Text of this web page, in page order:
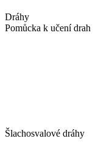
Dráhy
Pomůcka k učení drah
Šlachosvalové dráhy